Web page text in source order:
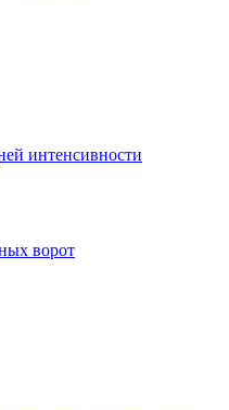
интенсивности
ворот